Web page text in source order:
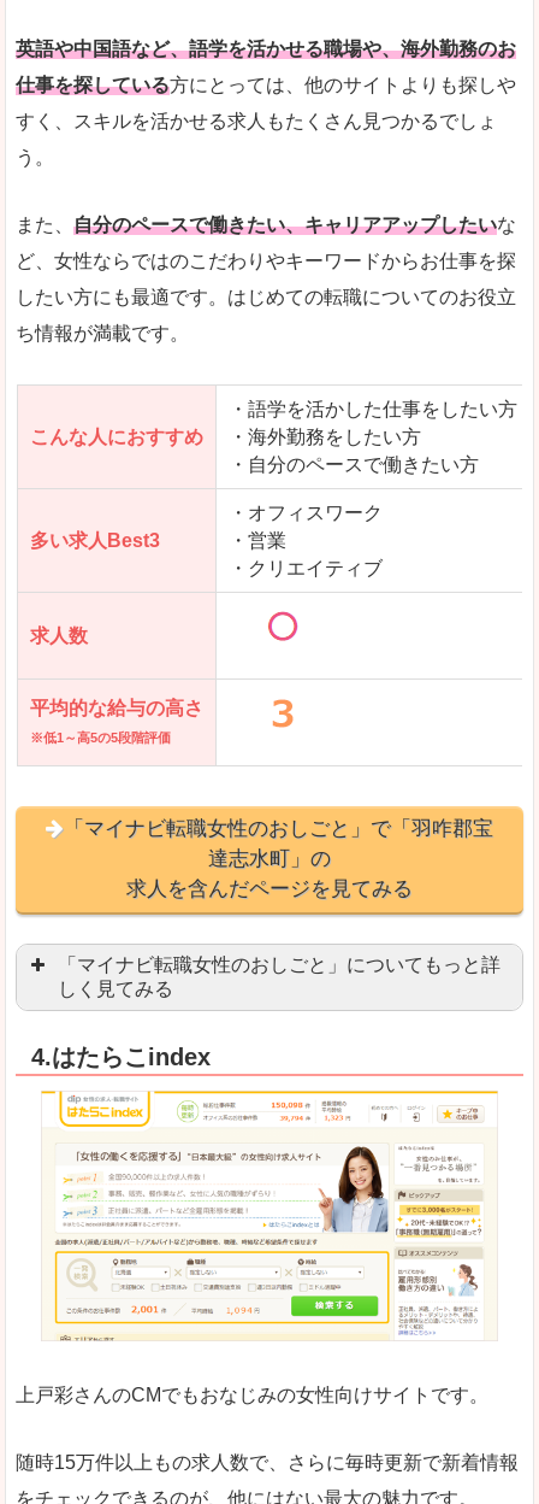
自分でうまく仕事を探せなくても、会員登録をす
人気度 「エン転職」全体として、会員数がとても多い印
多少検索しづらいのですが、掲載情報はパッと目
「エン転職ウーマン」で「羽咋郡宝達志水町」
求人を含んだページを見てみる
英語や中国語など、語学を活かせる職場や、海外勤務のお
仕事を探している方にとっては、他のサイトよりも探しや
すく、スキルを活かせる求人もたくさん見つかるでしょ
う。
また、 自分のペースで働きたい、キャリアアップしたいな
ど、女性ならではのこだわりやキーワードからお仕事を探
したい方にも最適です。はじめての転職についてのお役立
ち情報が満載です。
こんな人におすすめ
・語学を活かした仕事をしたい方
・海外勤務をしたい方
・自分のペースで働きたい方
多い求人Best3
・オフィスワーク
・営業
・クリエイティブ
求人数
平均的な給与の高さ
※低1～高5の5段階評価
「マイナビ転職女性のおしごと」で「羽咋郡宝
達志水町」の
求人を含んだページを見てみる
「マイナビ転職女性のおしごと」についてもっと詳
しく見てみる
良いところ
「自分のペースで働きたい」「キャリアアップ」
はじめての転職についてのお役立ち情報が満載で
悪いところ
求人の掲載が少し見づらい印象があります。求人
給与が見た目ですぐにわからないことが多いです
詳しい説明 サイト内の検索の人気ワードで英語や中国語など
人気度 普通のマイナビの方を使っている方が多く、女
さまざまな検索機能が充実しており、条件面やこ
4.はたらこindex
上戸彩さんのCMでもおなじみの女性向けサイトです。
随時15万件以上もの求人数で、さらに毎時更新で新着情報
をチェックできるのが、他にはない最大の魅力です。